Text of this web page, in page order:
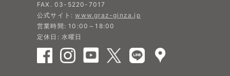
FAX. 03-5220-7017
公式サイト:www.graz-ginza.jp
営業時間: 10:00～18:00
定休日: 水曜日